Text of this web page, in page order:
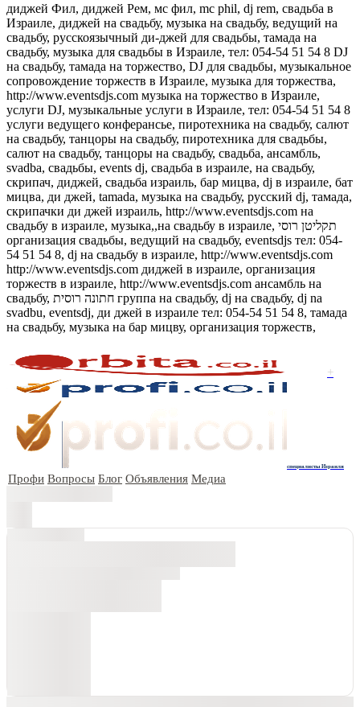
диджей Фил, диджей Рем, мс фил, mc phil, dj rem, свадьба в
Израиле, диджей на свадьбу, музыка на свадьбу, ведущий на
свадьбу, русскоязычный ди-джей для свадьбы, тамада на
свадьбу, музыка для свадьбы в Израиле, тел: 054-54 51 54 8 DJ
на свадьбу, тамада на торжество, DJ для свадьбы, музыкальное
сопровождение торжеств в Израиле, музыка для торжества,
http://www.eventsdjs.com музыка на торжество в Израиле,
услуги DJ, музыкальные услуги в Израиле, тел: 054-54 51 54 8
услуги ведущего конферансье, пиротехника на свадьбу, салют
на свадьбу, танцоры на свадьбу, пиротехника для свадьбы,
салют на свадьбу, танцоры на свадьбу, свадьба, ансамбль,
svadba, свадьбы, events dj, свадьба в израиле, на свадьбу,
скрипач, диджей, свадьба израиль, бар мицва, dj в израиле, бат
мицва, ди джей, tamada, музыка на свадьбу, русский dj, тамада,
скрипачки ди джей израиль, http://www.eventsdjs.com на
свадьбу в израиле, музыка,,на свадьбу в израиле, תקליטן רוסי
организация свадьбы, ведущий на свадьбу, eventsdjs тел: 054-
54 51 54 8, dj на свадьбу в израиле, http://www.eventsdjs.com
http://www.eventsdjs.com диджей в израиле, организация
торжеств в израиле, http://www.eventsdjs.com ансамбль на
свадьбу, חתונה רוסית группа на свадьбу, dj на свадьбу, dj na
svadbu, eventsdj, ди джей в израиле тел: 054-54 51 54 8, тамада
на свадьбу, музыка на бар мицву, организация торжеств,
+
специалисты Израиля
Профи Вопросы Блог Объявления Медиа